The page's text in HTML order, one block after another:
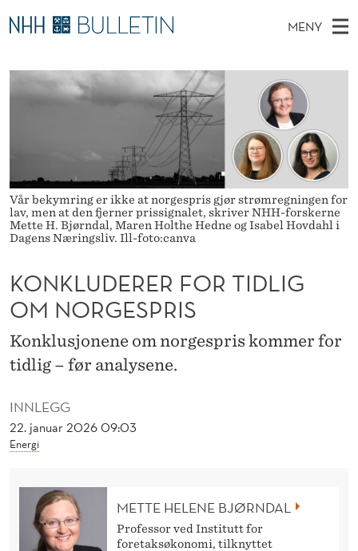
K
O
N
K
D
E
R
E
R
F
O
R
T
MENY
O
V
E
N
Y
Ø
I
D
E
T
Stipendiater og nye forskerprofiler
Om Bulletin
Vår bekymring er ikke at norgespris gjør strømregningen for
lav, men at den fjerner prissignalet, skriver NHH-forskerne
Mette H. Bjørndal, Maren Holthe Hedne og Isabel Hovdahl i
Dagens Næringsliv. Ill-foto:canva
INNLEGG
22. januar 2026 09:03
Energi
KONKLUDERER FOR TIDLIG
OM NORGESPRIS
Konklusjonene om norgespris kommer for
tidlig – før analysene.
METTE HELENE BJØRNDAL
Professor ved Institutt for
foretaksøkonomi, tilknyttet